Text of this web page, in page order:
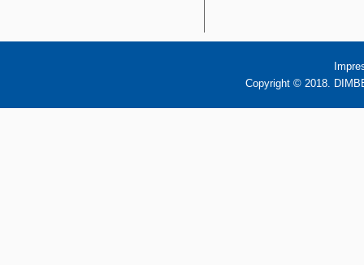
Copyright © 2018.